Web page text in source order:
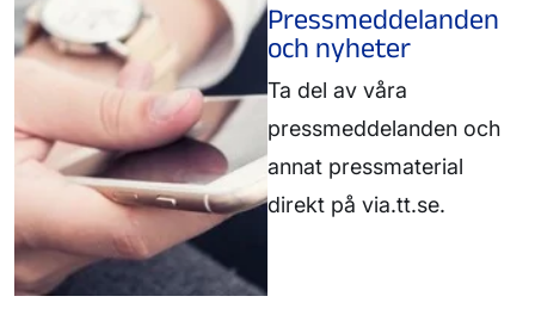
Pressmeddelanden
och nyheter
Ta del av våra
pressmeddelanden och
annat pressmaterial
direkt på via.tt.se.